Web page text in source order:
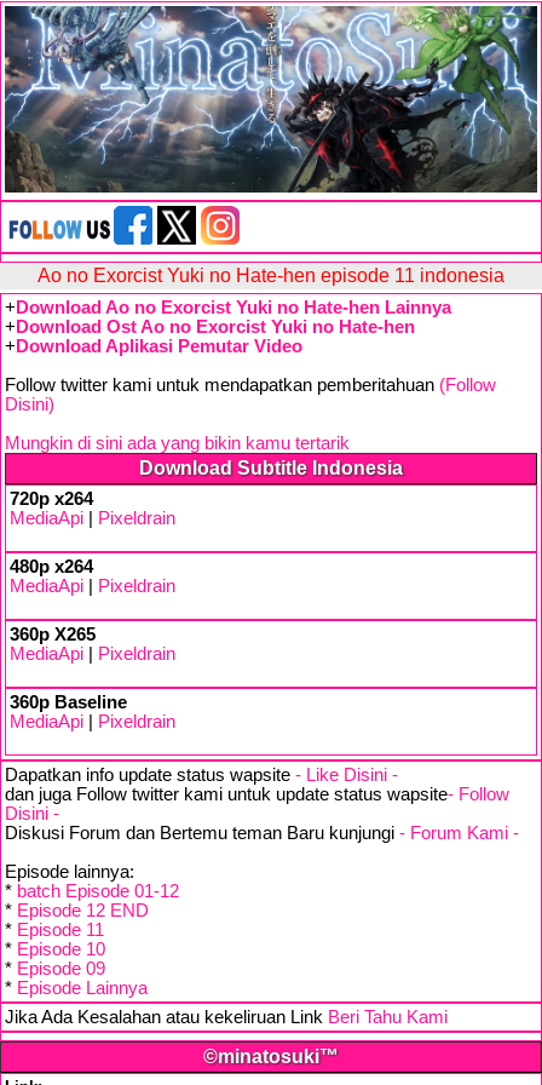
Ao no Exorcist Yuki no Hate-hen episode 11 indonesia
+ Download Ao no Exorcist Yuki no Hate-hen Lainnya
+ Download Ost Ao no Exorcist Yuki no Hate-hen
+ Download Aplikasi Pemutar Video
Follow twitter kami untuk mendapatkan pemberitahuan (Follow
Disini)
Mungkin di sini ada yang bikin kamu tertarik
Download Subtitle Indonesia
720p x264
MediaApi
Pixeldrain
480p x264
MediaApi
Pixeldrain
360p X265
MediaApi
Pixeldrain
360p Baseline
MediaApi
Pixeldrain
Dapatkan info update status wapsite - Like Disini -
dan juga Follow twitter kami untuk update status wapsite- Follow
Disini -
Diskusi Forum dan Bertemu teman Baru kunjungi - Forum Kami -
Episode lainnya:
* batch Episode 01-12
* Episode 12 END
* Episode 11
* Episode 10
* Episode 09
* Episode Lainnya
Jika Ada Kesalahan atau kekeliruan Link Beri Tahu Kami
©minatosuki™